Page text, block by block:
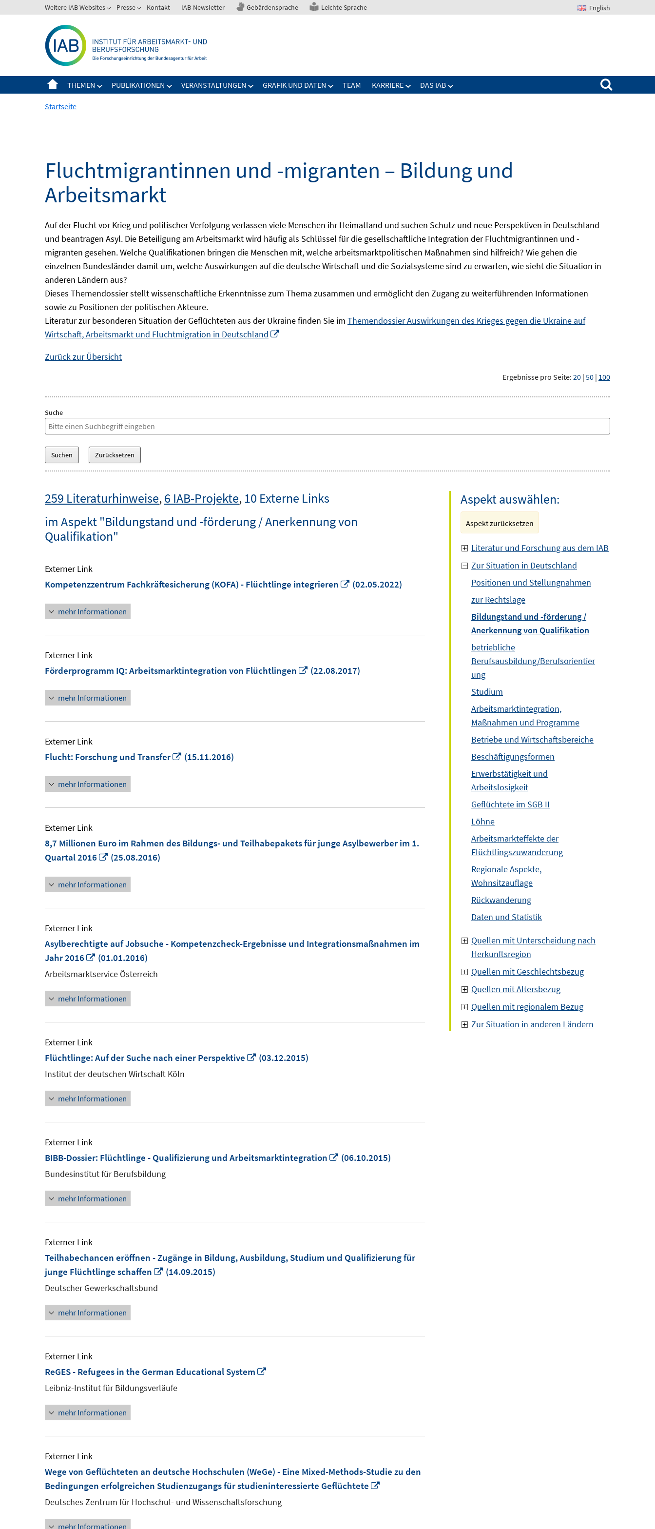
zum
Weitere IAB Websites Presse Kontakt IAB-Newsletter Gebärdensprache Leichte Sprache English
THEMEN PUBLIKATIONEN VERANSTALTUNGEN GRAFIK UND DATEN TEAM KARRIERE DAS IAB
Suchen nach:
Startseite
Fluchtmigrantinnen und -migranten – Bildung und
Arbeitsmarkt
Auf der Flucht vor Krieg und politischer Verfolgung verlassen viele Menschen ihr Heimatland und suchen Schutz und neue Perspektiven in Deutschland
und beantragen Asyl. Die Beteiligung am Arbeitsmarkt wird häufig als Schlüssel für die gesellschaftliche Integration der Fluchtmigrantinnen und -
migranten gesehen. Welche Qualifikationen bringen die Menschen mit, welche arbeitsmarktpolitischen Maßnahmen sind hilfreich? Wie gehen die
einzelnen Bundesländer damit um, welche Auswirkungen auf die deutsche Wirtschaft und die Sozialsysteme sind zu erwarten, wie sieht die Situation in
anderen Ländern aus?
Dieses Themendossier stellt wissenschaftliche Erkenntnisse zum Thema zusammen und ermöglicht den Zugang zu weiterführenden Informationen
sowie zu Positionen der politischen Akteure.
Literatur zur besonderen Situation der Geflüchteten aus der Ukraine finden Sie im Themendossier Auswirkungen des Krieges gegen die Ukraine auf
Wirtschaft, Arbeitsmarkt und Fluchtmigration in Deutschland
Zurück zur Übersicht
Ergebnisse pro Seite: 20 | 50 | 100
Suche
259 Literaturhinweise,6 IAB-Projekte, 10 Externe Links
im Aspekt "Bildungstand und -förderung / Anerkennung von
Qualifikation"
Externer Link
Kompetenzzentrum Fachkräftesicherung (KOFA) - Flüchtlinge integrieren
In
(02.05.2022)
mehr Informationen
Externer Link
Förderprogramm IQ: Arbeitsmarktintegration von Flüchtlingen
In
(22.08.2017)
mehr Informationen
Externer Link
Flucht: Forschung und Transfer
In
(15.11.2016)
mehr Informationen
Externer Link
8,7 Millionen Euro im Rahmen des Bildungs- und Teilhabepakets für junge Asylbewerber im 1.
Quartal 2016
In
Fenster
(25.08.2016)
mehr Informationen
Externer Link
Asylberechtigte auf Jobsuche - Kompetenzcheck-Ergebnisse und Integrationsmaßnahmen im
Jahr 2016
In
neuem
öffnen
(01.01.2016)
Arbeitsmarktservice Österreich
mehr Informationen
Externer Link
Flüchtlinge: Auf der Suche nach einer Perspektive
In
(03.12.2015)
Institut der deutschen Wirtschaft Köln
mehr Informationen
Externer Link
BIBB-Dossier: Flüchtlinge - Qualifizierung und Arbeitsmarktintegration
In
(06.10.2015)
Bundesinstitut für Berufsbildung
mehr Informationen
Externer Link
Teilhabechancen eröffnen - Zugänge in Bildung, Ausbildung, Studium und Qualifizierung für
junge Flüchtlinge schaffen
In
(14.09.2015)
Deutscher Gewerkschaftsbund
mehr Informationen
Externer Link
ReGES - Refugees in the German Educational System
Leibniz-Institut für Bildungsverläufe
mehr Informationen
Externer Link
Wege von Geflüchteten an deutsche Hochschulen (WeGe) - Eine Mixed-Methods-Studie zu den
Bedingungen erfolgreichen Studienzugangs für studieninteressierte Geflüchtete
Deutsches Zentrum für Hochschul- und Wissenschaftsforschung
mehr Informationen
Aspekt auswählen:
Aspekt zurücksetzen
Literatur und Forschung aus dem IAB
Zur Situation in Deutschland
Positionen und Stellungnahmen
zur Rechtslage
Bildungstand und -förderung /
Anerkennung von Qualifikation
betriebliche
Berufsausbildung/Berufsorientier
ung
Studium
Arbeitsmarktintegration,
Maßnahmen und Programme
Betriebe und Wirtschaftsbereiche
Beschäftigungsformen
Erwerbstätigkeit und
Arbeitslosigkeit
Geflüchtete im SGB II
Löhne
Arbeitsmarkteffekte der
Flüchtlingszuwanderung
Regionale Aspekte,
Wohnsitzauflage
Rückwanderung
Daten und Statistik
Quellen mit Unterscheidung nach
Herkunftsregion
Quellen mit Geschlechtsbezug
Quellen mit Altersbezug
Quellen mit regionalem Bezug
Zur Situation in anderen Ländern